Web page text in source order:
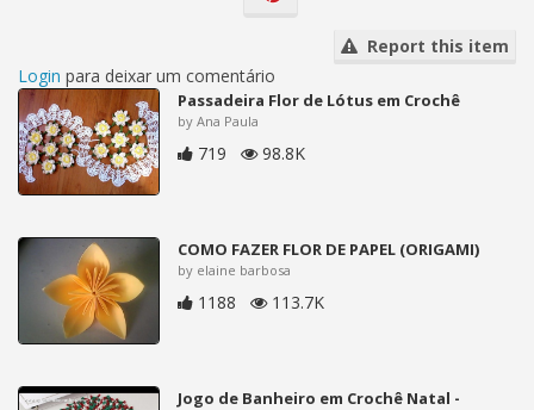
Report this item
Login para deixar um comentário
Passadeira Flor de Lótus em Crochê
by Ana Paula
719 98.8K
COMO FAZER FLOR DE PAPEL (ORIGAMI)
by elaine barbosa
1188 113.7K
Jogo de Banheiro em Crochê Natal -